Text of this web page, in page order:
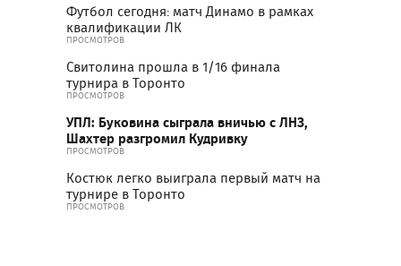
Футбол сегодня: матч Динамо в рамках
квалификации ЛК
ПРОСМОТРОВ
Свитолина прошла в 1/16 финала
турнира в Торонто
ПРОСМОТРОВ
УПЛ: Буковина сыграла вничью с ЛНЗ,
Шахтер разгромил Кудривку
ПРОСМОТРОВ
Костюк легко выиграла первый матч на
турнире в Торонто
ПРОСМОТРОВ